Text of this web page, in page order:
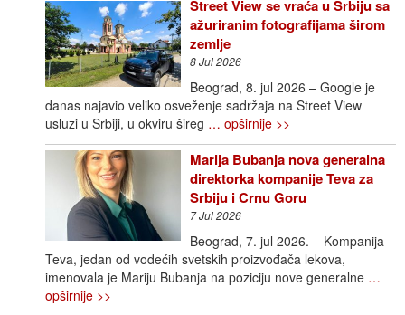
Street View se vraća u Srbiju sa
ažuriranim fotografijama širom
zemlje
8 Jul 2026
Beograd, 8. jul 2026 – Google je
danas najavio veliko osveženje sadržaja na Street View
usluzi u Srbiji, u okviru šireg … opširnije >>
Marija Bubanja nova generalna
direktorka kompanije Teva za
Srbiju i Crnu Goru
7 Jul 2026
Beograd, 7. jul 2026. – Kompanija
Teva, jedan od vodećih svetskih proizvođača lekova,
imenovala je Mariju Bubanja na poziciju nove generalne …
opširnije >>